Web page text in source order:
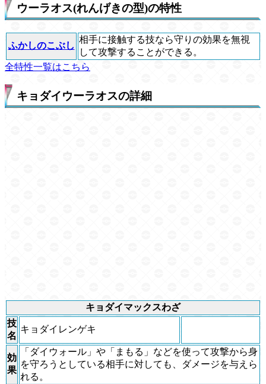
ウーラオス(れんげきの型)の特性
ふかしのこぶし
相手に接触する技なら守りの効果を無視
して攻撃することができる。
全特性一覧はこちら
キョダイウーラオスの詳細
キョダイマックスわざ
技
名
キョダイレンゲキ
効
果
「ダイウォール」や「まもる」などを使って攻撃から身
を守ろうとしている相手に対しても、ダメージを与えら
れる。